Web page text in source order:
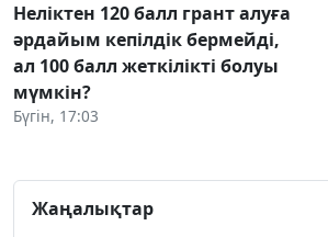
Неліктен 120 балл грант алуға
әрдайым кепілдік бермейді,
ал 100 балл жеткілікті болуы
мүмкін?
Бүгін, 17:03
Жаңалықтар